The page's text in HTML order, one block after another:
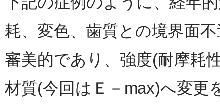
耗、変色、歯質との境界面
審美的であり、強度(耐摩耗
材質(今回はＥ－max)へ変更